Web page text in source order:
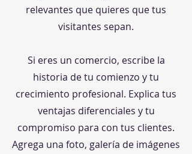
relevantes que quieres que tus
visitantes sepan.
Si eres un comercio, escribe la
historia de tu comienzo y tu
crecimiento profesional. Explica tus
ventajas diferenciales y tu
compromiso para con tus clientes.
Agrega una foto, galería de imágenes